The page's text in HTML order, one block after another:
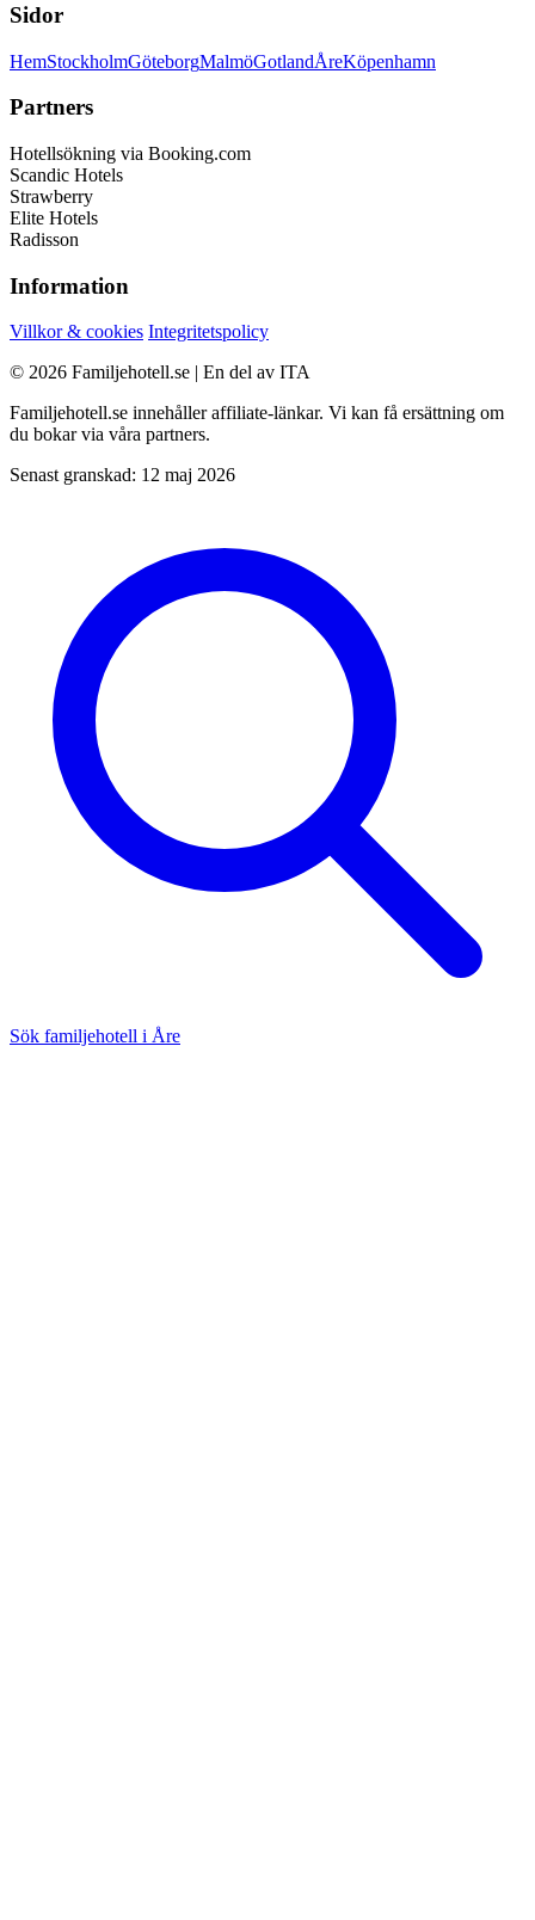
Sidor
HemStockholmGöteborgMalmöGotlandÅreKöpenhamn
Partners
Hotellsökning via Booking.com
Scandic Hotels
Strawberry
Elite Hotels
Radisson
Information
Villkor & cookies Integritetspolicy
© 2026 Familjehotell.se | En del av ITA
Familjehotell.se innehåller affiliate-länkar. Vi kan få ersättning om
du bokar via våra partners.
Senast granskad: 12 maj 2026
Sök familjehotell i Åre